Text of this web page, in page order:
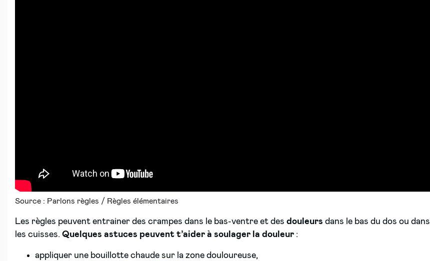
Source : Parlons règles / Règles élémentaires
Les règles peuvent entrainer des crampes dans le bas-ventre et des douleurs dans le bas du dos ou dans
les cuisses. Quelques astuces peuvent t’aider à soulager la douleur :
appliquer une bouillotte chaude sur la zone douloureuse,